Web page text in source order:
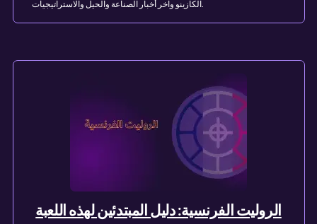
الكازينو وآخر أخبار الصناعة والحيل والاستراتيجيات.
الروليت الفرنسية: دليل المبتدئين لهذه اللعبة